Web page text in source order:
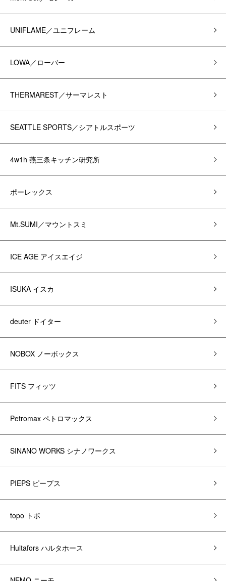
UNIFLAME／ユニフレーム
LOWA／ローバー
THERMAREST／サーマレスト
SEATTLE SPORTS／シアトルスポーツ
4w1h 燕三条キッチン研究所
ポーレックス
Mt.SUMI／マウントスミ
ICE AGE アイスエイジ
ISUKA イスカ
deuter ドイター
NOBOX ノーボックス
FITS フィッツ
Petromax ペトロマックス
SINANO WORKS シナノワークス
PIEPS ピープス
topo トポ
Hultafors ハルタホース